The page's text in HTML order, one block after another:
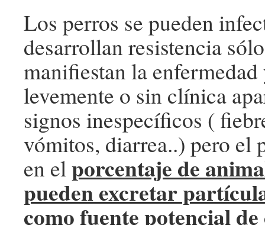
Los perros se pueden
desarrollan resistencia
manifiestan la
levemente o sin clínica
signos inespecíficos (
vómitos, diarrea..) pero el
en elporcentaje de
pueden excretar
como fuente potencial